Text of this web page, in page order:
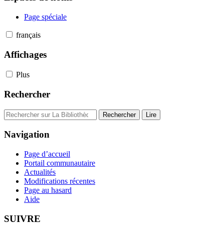
Page spéciale
français
Affichages
Plus
Rechercher
Navigation
Page d’accueil
Portail communautaire
Actualités
Modifications récentes
Page au hasard
Aide
SUIVRE